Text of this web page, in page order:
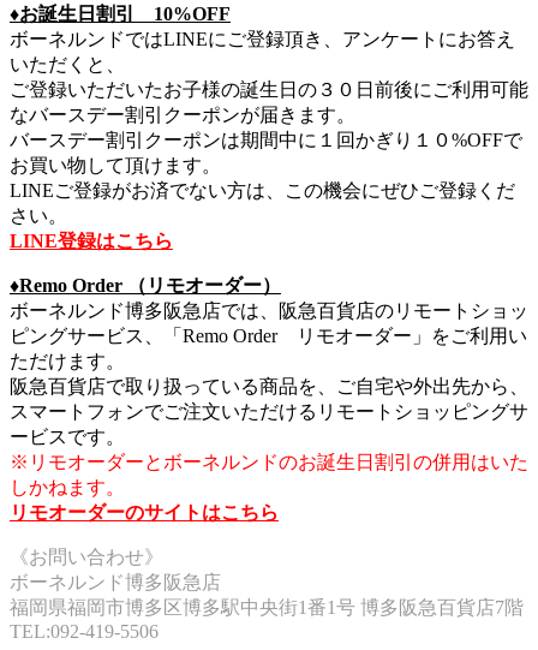
♦︎お誕生日割引 10%OFF
ボーネルンドではLINEにご登録頂き、アンケートにお答え
いただくと、
ご登録いただいたお子様の誕生日の３０日前後にご利用可能
なバースデー割引クーポンが届きます。
バースデー割引クーポンは期間中に１回かぎり１０%OFFで
お買い物して頂けます。
LINEご登録がお済でない方は、この機会にぜひご登録くだ
さい。
LINE登録はこちら
♦︎Remo Order （リモオーダー）
ボーネルンド博多阪急店では、阪急百貨店のリモートショッ
ピングサービス、「Remo Order リモオーダー」をご利用い
ただけます。
阪急百貨店で取り扱っている商品を、ご自宅や外出先から、
スマートフォンでご注文いただけるリモートショッピングサ
ービスです。
※リモオーダーとボーネルンドのお誕生日割引の併用はいた
しかねます。
リモオーダーのサイトはこちら
《お問い合わせ》
ボーネルンド博多阪急店
福岡県福岡市博多区博多駅中央街1番1号 博多阪急百貨店7階
TEL:092-419-5506